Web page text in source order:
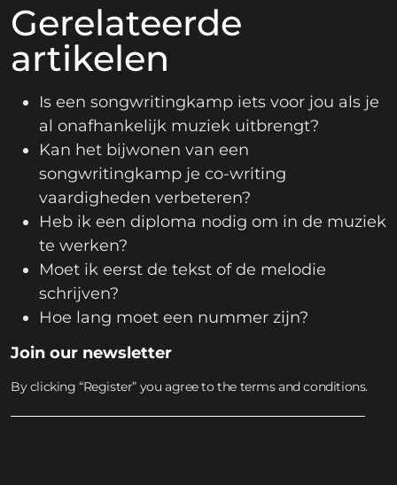
Gerelateerde
artikelen
Is een songwritingkamp iets voor jou als je
al onafhankelijk muziek uitbrengt?
Kan het bijwonen van een
songwritingkamp je co-writing
vaardigheden verbeteren?
Heb ik een diploma nodig om in de muziek
te werken?
Moet ik eerst de tekst of de melodie
schrijven?
Hoe lang moet een nummer zijn?
Join our newsletter
By clicking “Register” you agree to the terms and conditions.